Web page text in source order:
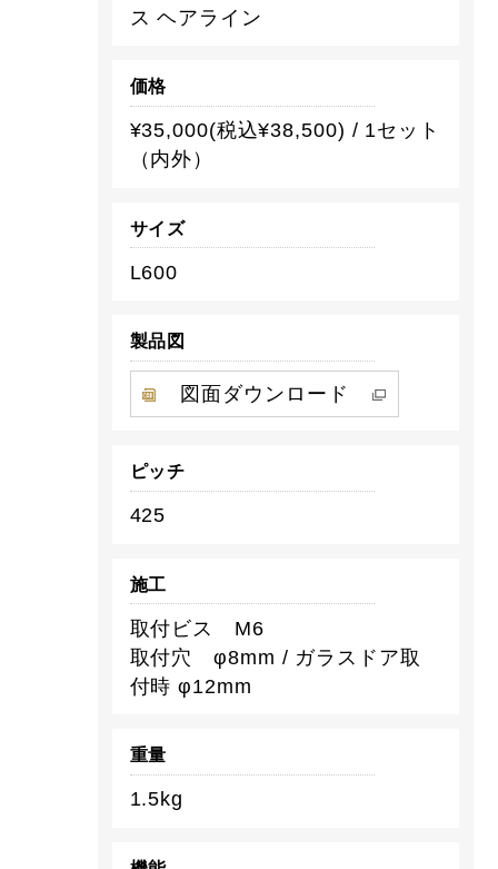
ス ヘアライン
価格
¥35,000(税込¥38,500) / 1セット
（内外）
サイズ
L600
製品図
図面ダウンロード
ピッチ
425
施工
取付ビス M6
取付穴 φ8mm / ガラスドア取
付時 φ12mm
重量
1.5kg